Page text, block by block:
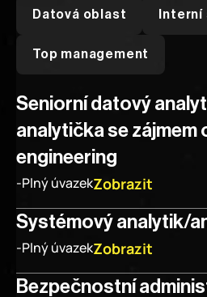
Průběh výběrového řízení
Datová oblast Interní
Top management
Seniorní datový
analytička se zájmem
engineering
-Plný úvazekZobrazit
Systémový analytik/
-Plný úvazekZobrazit
Bezpečnostní